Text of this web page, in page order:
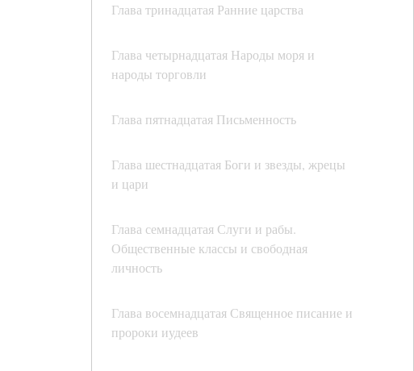
Глава тринадцатая Ранние царства
Глава четырнадцатая Народы моря и
народы торговли
Глава пятнадцатая Письменность
Глава шестнадцатая Боги и звезды, жрецы
и цари
Глава семнадцатая Слуги и рабы.
Общественные классы и свободная
личность
Глава восемнадцатая Священное писание и
пророки иудеев